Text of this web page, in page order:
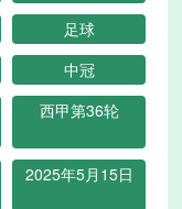
足球
中冠
西甲第36轮
2025年5月15日